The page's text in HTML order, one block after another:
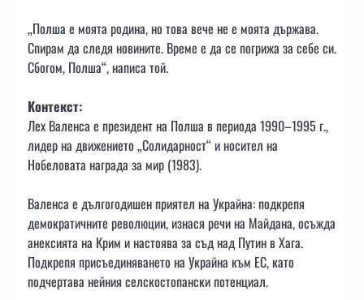
„Полша е моята родина, но това вече не е моята държава.
Спирам да следя новините. Време е да се погрижа за себе си.
Сбогом, Полша“, написа той.
Контекст:
Лех Валенса е президент на Полша в периода 1990–1995 г.,
лидер на движението „Солидарност“ и носител на
Нобеловата награда за мир (1983).
Валенса е дългогодишен приятел на Украйна: подкрепя
демократичните революции, изнася речи на Майдана, осъжда
анексията на Крим и настоява за съд над Путин в Хага.
Подкрепя присъединяването на Украйна към ЕС, като
подчертава нейния селскостопански потенциал.